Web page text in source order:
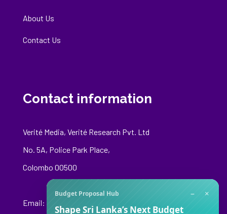
About Us
Contact Us
Contact information
Verité Media, Verité Research Pvt. Ltd
No. 5A, Police Park Place,
Colombo 00500
Email:
Budget Proposal Hub − ×
Shape Sri Lanka’s Next Budget